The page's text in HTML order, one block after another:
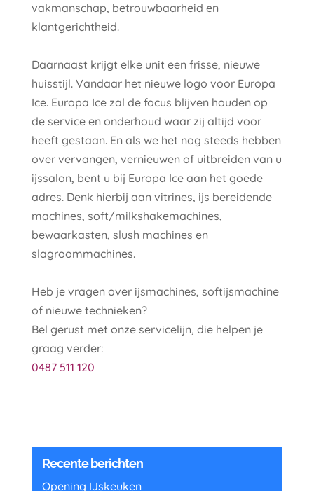
vakmanschap, betrouwbaarheid en
klantgerichtheid.
Daarnaast krijgt elke unit een frisse, nieuwe
huisstijl. Vandaar het nieuwe logo voor Europa
Ice. Europa Ice zal de focus blijven houden op
de service en onderhoud waar zij altijd voor
heeft gestaan. En als we het nog steeds hebben
over vervangen, vernieuwen of uitbreiden van u
ijssalon, bent u bij Europa Ice aan het goede
adres. Denk hierbij aan vitrines, ijs bereidende
machines, soft/milkshakemachines,
bewaarkasten, slush machines en
slagroommachines.
Heb je vragen over ijsmachines, softijsmachine
of nieuwe technieken?
Bel gerust met onze servicelijn, die helpen je
graag verder:
0487 511 120
Recente berichten
Opening IJskeuken